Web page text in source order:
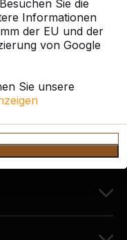
Sie die
Informationen
der EU und der
von Google
Sie unsere